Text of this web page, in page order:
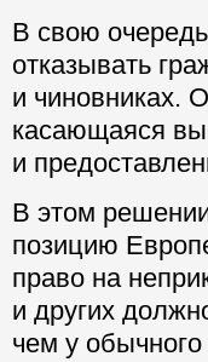
В свою
отказывать
и чиновниках.
касающаяся
и
В этом
позицию
право на
и других
чем у